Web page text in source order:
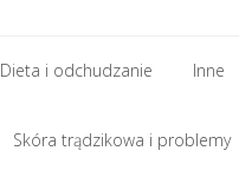
Dieta i odchudzanie
Dieta i odchudzanie
Inne
Inne
Skóra trądzikowa i problemy